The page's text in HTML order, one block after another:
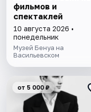
фильмов и
спектаклей
10 августа 2026 •
понедельник
Музей Бенуа на
Васильевском
от 5 000 ₽